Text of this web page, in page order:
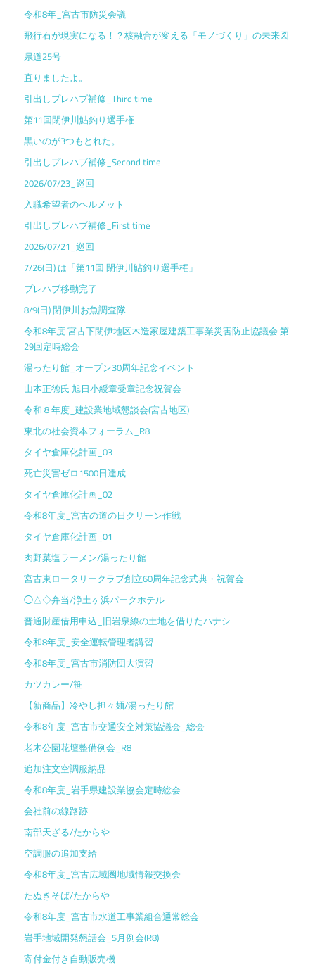
令和8年_宮古市防災会議
飛行石が現実になる！？核融合が変える「モノづくり」の未来図
県道25号
直りましたよ。
引出しプレハブ補修_Third time
第11回閉伊川鮎釣り選手権
黒いのが3つもとれた。
引出しプレハブ補修_Second time
2026/07/23_巡回
入職希望者のヘルメット
引出しプレハブ補修_First time
2026/07/21_巡回
7/26(日) は「第11回 閉伊川鮎釣り選手権」
プレハブ移動完了
8/9(日) 閉伊川お魚調査隊
令和8年度 宮古下閉伊地区木造家屋建築工事業災害防止協議会 第
29回定時総会
湯ったり館_オープン30周年記念イベント
山本正德氏 旭日小綬章受章記念祝賀会
令和８年度_建設業地域懇談会(宮古地区)
東北の社会資本フォーラム_R8
タイヤ倉庫化計画_03
死亡災害ゼロ1500日達成
タイヤ倉庫化計画_02
令和8年度_宮古の道の日クリーン作戦
タイヤ倉庫化計画_01
肉野菜塩ラーメン/湯ったり館
宮古東ロータリークラブ創立60周年記念式典・祝賀会
◯△◇弁当/浄土ヶ浜パークホテル
普通財産借用申込_旧岩泉線の土地を借りたハナシ
令和8年度_安全運転管理者講習
令和8年度_宮古市消防団大演習
カツカレー/笹
【新商品】冷やし担々麺/湯ったり館
令和8年度_宮古市交通安全対策協議会_総会
老木公園花壇整備例会_R8
追加注文空調服納品
令和8年度_岩手県建設業協会定時総会
会社前の線路跡
南部天ざる/たからや
空調服の追加支給
令和8年度_宮古広域圏地域情報交換会
たぬきそば/たからや
令和8年度_宮古市水道工事業組合通常総会
岩手地域開発懇話会_5月例会(R8)
寄付金付き自動販売機